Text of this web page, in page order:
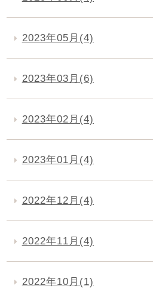
2023年05月(4)
2023年03月(6)
2023年02月(4)
2023年01月(4)
2022年12月(4)
2022年11月(4)
2022年10月(1)